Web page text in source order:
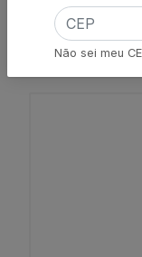
INÍCIO
CONDICIONADOR
CONDICIONADOR
Não sei meu